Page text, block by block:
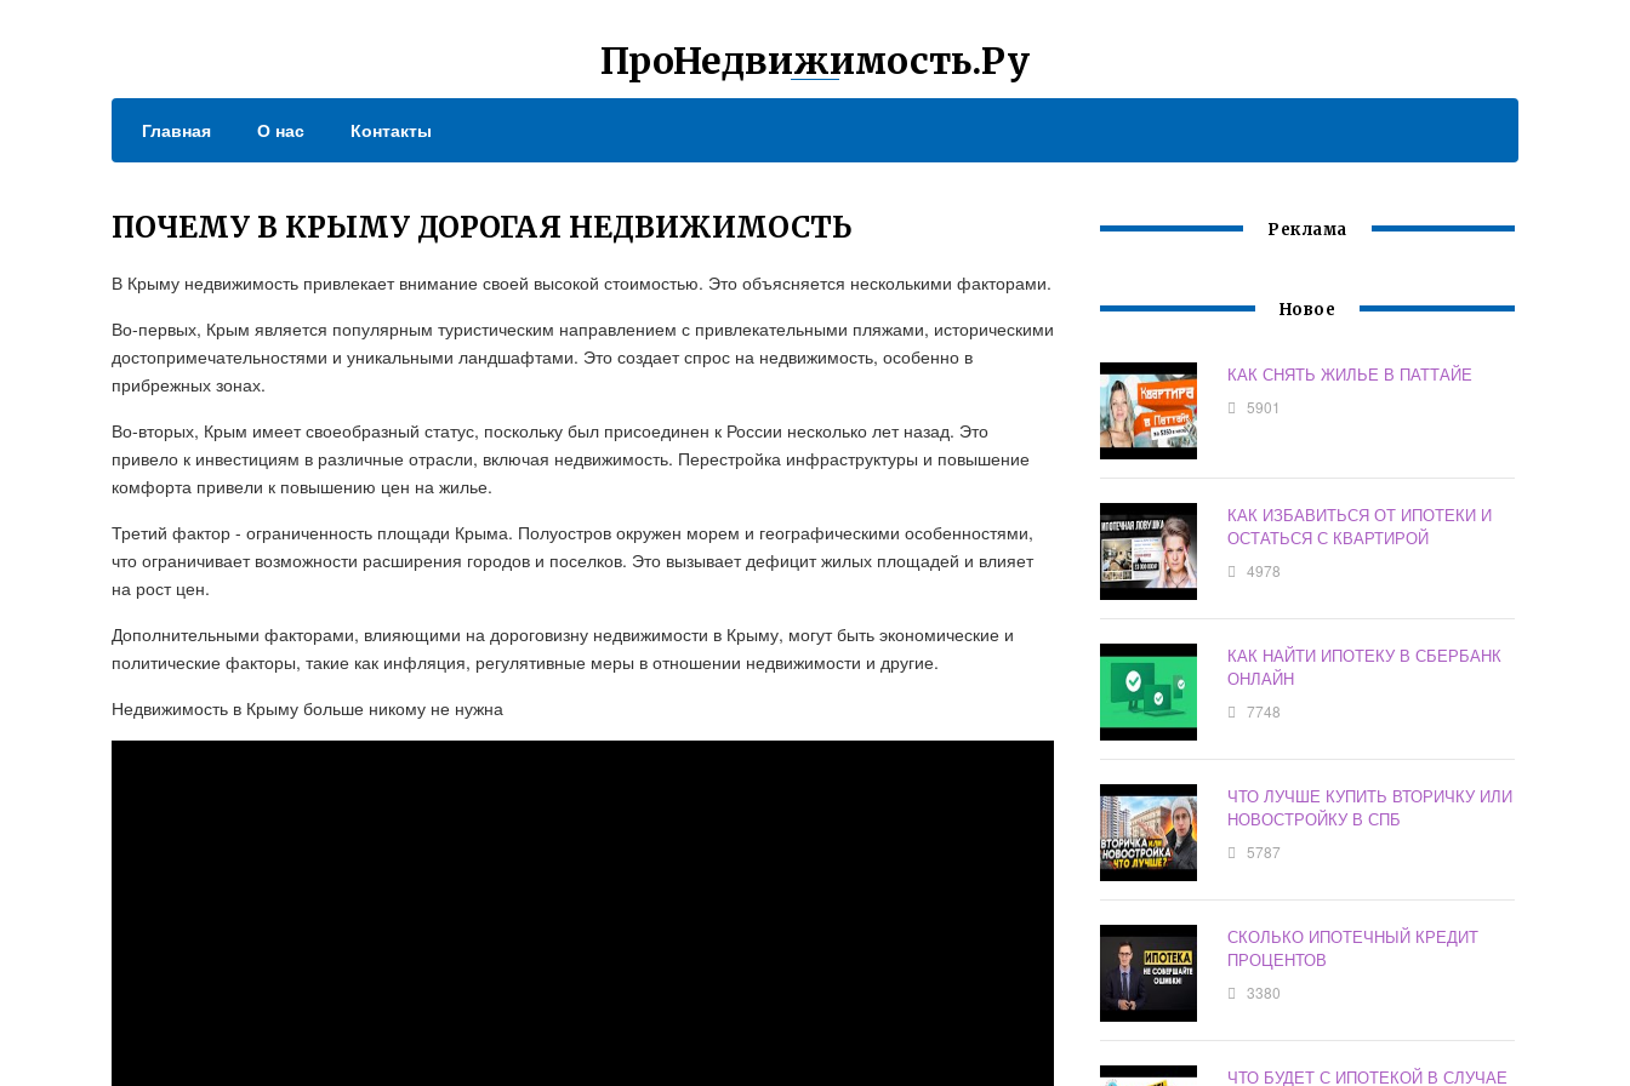
ПроНедвижимость.Ру
Главная О нас Контакты
ПОЧЕМУ В КРЫМУ ДОРОГАЯ НЕДВИЖИМОСТЬ
В Крыму недвижимость привлекает внимание своей высокой стоимостью. Это объясняется несколькими факторами.
Во-первых, Крым является популярным туристическим направлением с привлекательными пляжами, историческими
достопримечательностями и уникальными ландшафтами. Это создает спрос на недвижимость, особенно в
прибрежных зонах.
Во-вторых, Крым имеет своеобразный статус, поскольку был присоединен к России несколько лет назад. Это
привело к инвестициям в различные отрасли, включая недвижимость. Перестройка инфраструктуры и повышение
комфорта привели к повышению цен на жилье.
Третий фактор - ограниченность площади Крыма. Полуостров окружен морем и географическими особенностями,
что ограничивает возможности расширения городов и поселков. Это вызывает дефицит жилых площадей и влияет
на рост цен.
Дополнительными факторами, влияющими на дороговизну недвижимости в Крыму, могут быть экономические и
политические факторы, такие как инфляция, регулятивные меры в отношении недвижимости и другие.
Недвижимость в Крыму больше никому не нужна
Реклама
Новое
КАК СНЯТЬ ЖИЛЬЕ В ПАТТАЙЕ
5901
КАК ИЗБАВИТЬСЯ ОТ ИПОТЕКИ И
ОСТАТЬСЯ С КВАРТИРОЙ
4978
КАК НАЙТИ ИПОТЕКУ В СБЕРБАНК
ОНЛАЙН
7748
ЧТО ЛУЧШЕ КУПИТЬ ВТОРИЧКУ ИЛИ
НОВОСТРОЙКУ В СПБ
5787
СКОЛЬКО ИПОТЕЧНЫЙ КРЕДИТ
ПРОЦЕНТОВ
3380
ЧТО БУДЕТ С ИПОТЕКОЙ В СЛУЧАЕ